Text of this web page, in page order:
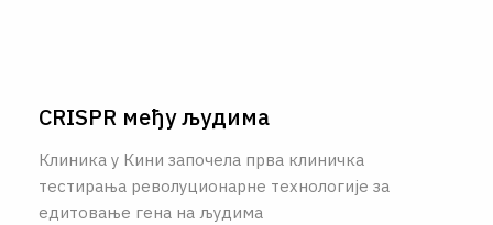
CRISPR међу људима
Клиника у Кини започела прва клиничка
тестирања револуционарне технологије за
едитовање гена на људима